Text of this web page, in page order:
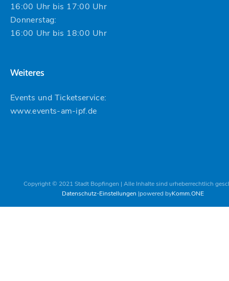
16:00 Uhr bis 17:00 Uhr
Donnerstag:
16:00 Uhr bis 18:00 Uhr
Weiteres
Events und Ticketservice:
www.events-am-ipf.de
Copyright © 2021 Stadt Bopfingen | Alle Inhalte sind urheberrechtlich
Datenschutz-Einstellungen powered byKomm.ONE